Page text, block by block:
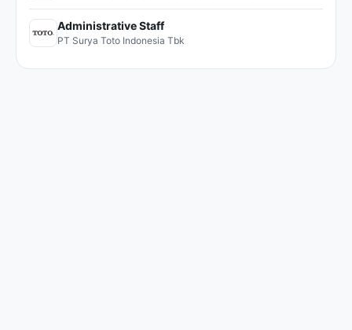
Administrative Staff
PT Surya Toto Indonesia Tbk